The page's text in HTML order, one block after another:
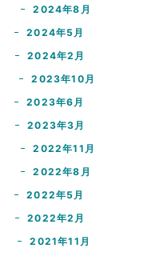
2024年8月
2024年5月
2024年2月
2023年10月
2023年6月
2023年3月
2022年11月
2022年8月
2022年5月
2022年2月
2021年11月